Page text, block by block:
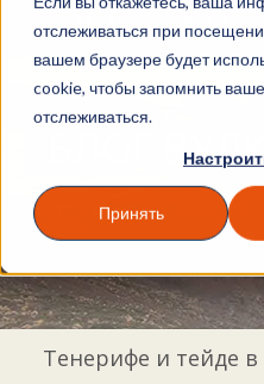
отслеживаться при
вашем браузере будет
cookie, чтобы запомнить
отслеживаться.
Принять
БЛОГ
Блог, где можно найти
Тенерифе и тейде в